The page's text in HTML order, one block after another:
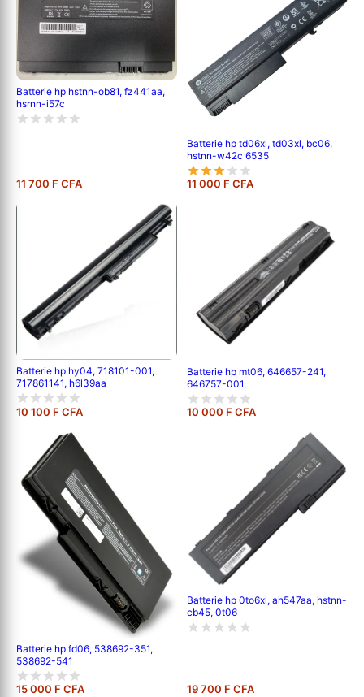
Batterie hp hstnn-ob81, fz441aa,
hsrnn-i57c
11 700 F CFA
Batterie hp td06xl, td03xl, bc06,
hstnn-w42c 6535
11 000 F CFA
Batterie hp hy04, 718101-001,
717861141, h6l39aa
10 100 F CFA
Batterie hp mt06, 646657-241,
646757-001,
10 000 F CFA
Batterie hp fd06, 538692-351,
538692-541
15 000 F CFA
Batterie hp 0to6xl, ah547aa, hstnn-
cb45, 0t06
19 700 F CFA